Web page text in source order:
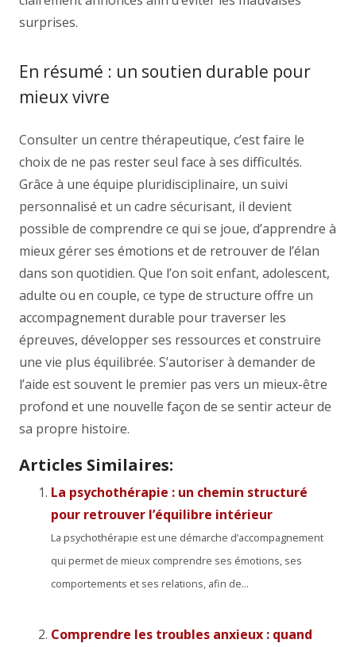
surprises.
En résumé : un soutien durable pour
mieux vivre
Consulter un centre thérapeutique, c’est faire le
choix de ne pas rester seul face à ses difficultés.
Grâce à une équipe pluridisciplinaire, un suivi
personnalisé et un cadre sécurisant, il devient
possible de comprendre ce qui se joue, d’apprendre à
mieux gérer ses émotions et de retrouver de l’élan
dans son quotidien. Que l’on soit enfant, adolescent,
adulte ou en couple, ce type de structure offre un
accompagnement durable pour traverser les
épreuves, développer ses ressources et construire
une vie plus équilibrée. S’autoriser à demander de
l’aide est souvent le premier pas vers un mieux-être
profond et une nouvelle façon de se sentir acteur de
sa propre histoire.
Articles Similaires:
La psychothérapie : un chemin structuré
pour retrouver l’équilibre intérieur
La psychothérapie est une démarche d’accompagnement
qui permet de mieux comprendre ses émotions, ses
comportements et ses relations, afin de...
Comprendre les troubles anxieux : quand